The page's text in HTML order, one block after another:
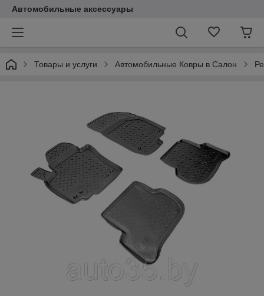
Автомобильные аксессуары
Товары и услуги Автомобильные Ковры в Салон